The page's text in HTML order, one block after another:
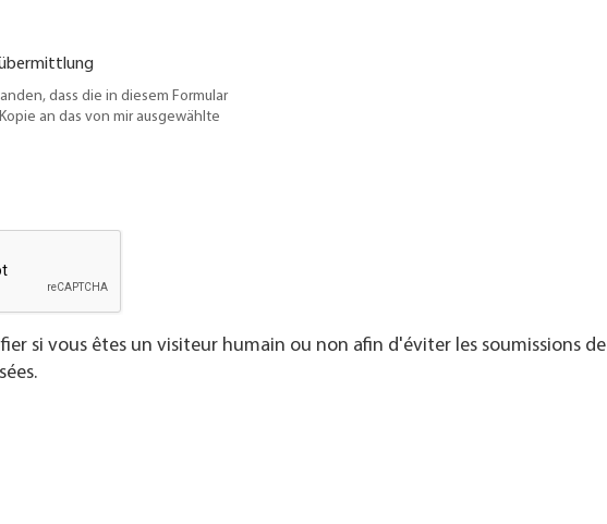
dass die in diesem Formular
an das von mir ausgewählte
si vous êtes un visiteur humain ou non afin d'éviter les soumissions de